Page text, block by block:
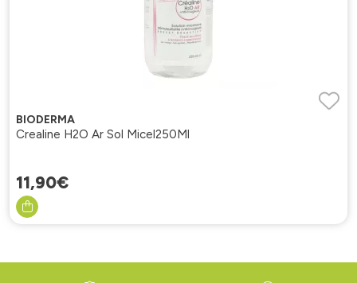
BIODERMA
Crealine H2O Ar Sol Micel250Ml
11,90€